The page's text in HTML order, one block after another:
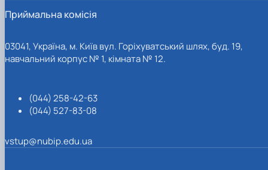
Приймальна комісія
03041, Україна, м. Київ вул. Горіхуватський шлях, буд. 19,
навчальний корпус № 1, кімната № 12.
(044) 258-42-63
(044) 527-83-08
vstup@nubip.edu.ua